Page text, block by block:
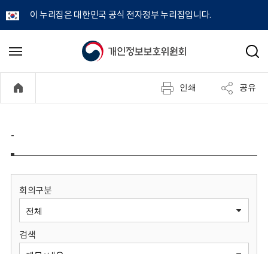
이 누리집은 대한민국 공식 전자정부 누리집입니다.
개
정
보
원
메
기
검
인쇄 공유
-
회의구분
검색